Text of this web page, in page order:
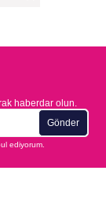
haberdar olun.
Gönder
ediyorum.